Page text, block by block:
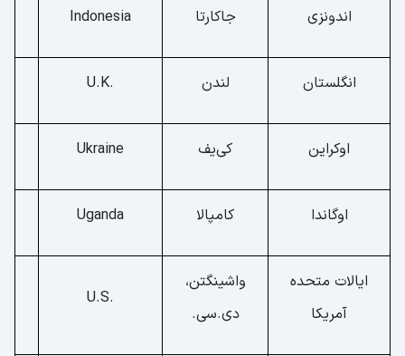
اندونزی جاکارتا Indonesia
انگلستان لندن .U.K
اوکراین کی‌یف Ukraine
اوگاندا کامپالا Uganda
ایالات متحده
آمریکا
واشینگتن،
دی.سی.
.U.S